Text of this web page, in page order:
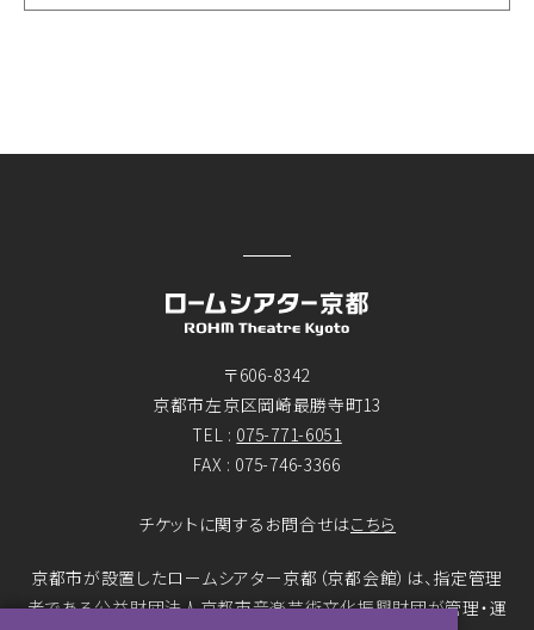
〒606-8342
京都市左京区岡崎最勝寺町13
TEL : 075-771-6051
FAX : 075-746-3366
チケットに関するお問合せはこちら
京都市が設置したロームシアター京都（京都会館）は、指定管理
者である公益財団法人京都市音楽芸術文化振興財団が管理・運